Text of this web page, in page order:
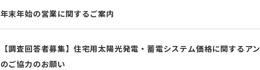
年末年始の営業に関するご案内
【調査回答者募集】住宅用太陽光発電・蓄電システム価格に関する
のご協力のお願い